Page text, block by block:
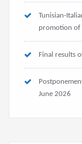
Tunisian-
promotion of
Final results
June 2026